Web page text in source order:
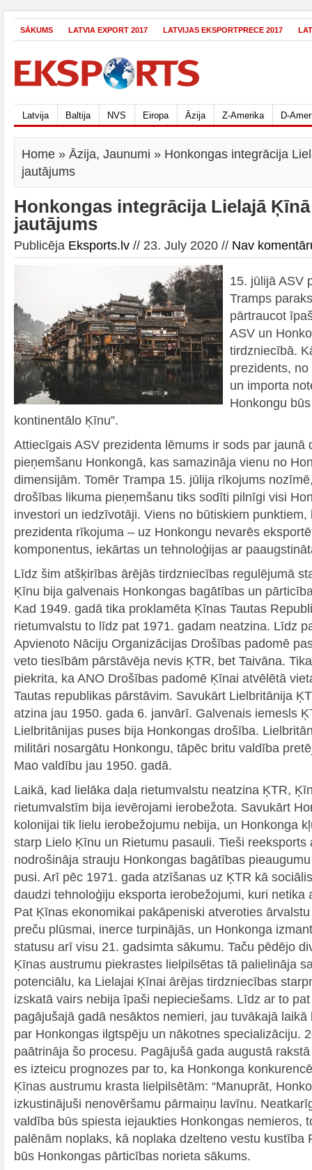
SĀKUMS LATVIA EXPORT 2017 LATVIJAS EKSPORTPRECE 2017
Latvija Baltija NVS Eiropa Āzija Z-Amerika D-
Home » Āzija, Jaunumi » Honkongas integrācija
jautājums
Honkongas integrācija Lielajā
jautājums
Publicēja Eksports.lv // 23. July 2020 // Nav
15. jūlijā ASV
Tramps
pārtraucot
ASV un
tirdzniecībā.
prezidents,
un importa
Honkongu
kontinentālo Ķīnu”.
Attiecīgais ASV prezidenta lēmums ir sods par jaunā
pieņemšanu Honkongā, kas samazināja vienu no
dimensijām. Tomēr Trampa 15. jūlija rīkojums
drošības likuma pieņemšanu tiks sodīti pilnīgi visi
investori un iedzīvotāji. Viens no būtiskiem punktiem,
prezidenta rīkojuma ‒ uz Honkongu nevarēs
komponentus, iekārtas un tehnoloģijas ar
Līdz šim atšķirības ārējās tirdzniecības regulējumā
Ķīnu bija galvenais Honkongas bagātības un
Kad 1949. gadā tika proklamēta Ķīnas Tautas
rietumvalstu to līdz pat 1971. gadam neatzina. Līdz
Apvienoto Nāciju Organizācijas Drošības padomē
veto tiesībām pārstāvēja nevis ĶTR, bet Taivāna.
piekrita, ka ANO Drošības padomē Ķīnai atvēlētā
Tautas republikas pārstāvim. Savukārt Lielbritānija
atzina jau 1950. gada 6. janvārī. Galvenais iemesls
Lielbritānijas puses bija Honkongas drošība.
militāri nosargātu Honkongu, tāpēc britu valdība
Mao valdību jau 1950. gadā.
Laikā, kad lielāka daļa rietumvalstu neatzina ĶTR,
rietumvalstīm bija ievērojami ierobežota. Savukārt
kolonijai tik lielu ierobežojumu nebija, un Honkonga
starp Lielo Ķīnu un Rietumu pasauli. Tieši reeksports
nodrošināja strauju Honkongas bagātības
pusi. Arī pēc 1971. gada atzīšanas uz ĶTR kā
daudzi tehnoloģiju eksporta ierobežojumi, kuri netika
Pat Ķīnas ekonomikai pakāpeniski atveroties
preču plūsmai, inerce turpinājās, un Honkonga
statusu arī visu 21. gadsimta sākumu. Taču pēdējo
Ķīnas austrumu piekrastes lielpilsētas tā palielināja
potenciālu, ka Lielajai Ķīnai ārējas tirdzniecības
izskatā vairs nebija īpaši nepieciešams. Līdz ar to
pagājušajā gadā nesāktos nemieri, jau tuvākajā
par Honkongas ilgtspēju un nākotnes specializāciju.
paātrināja šo procesu. Pagājušā gada augustā
es izteicu prognozes par to, ka Honkonga
Ķīnas austrumu krasta lielpilsētām: “Manuprāt,
izkustinājuši nenovēršamu pārmaiņu lavīnu.
valdība būs spiesta iejaukties Honkongas nemieros,
palēnām noplaks, kā noplaka dzelteno vestu kustība
būs Honkongas pārticības norieta sākums.